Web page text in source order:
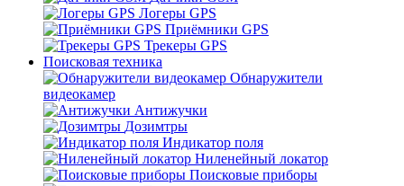
Логеры GPS
Приёмники GPS
Трекеры GPS
Поисковая техника
Обнаружители
видеокамер
Антижучки
Дозимтры
Индикатор поля
Ниленейный локатор
Поисковые приборы